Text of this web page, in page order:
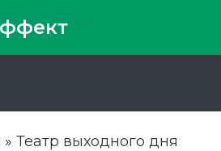
» Театр выходного дня